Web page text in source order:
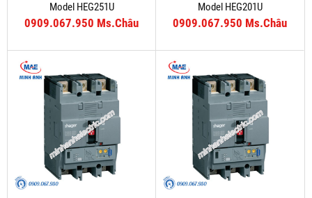
Model HEG251U
0909.067.950 Ms.Châu
Model HEG201U
0909.067.950 Ms.Châu